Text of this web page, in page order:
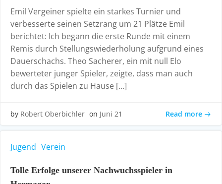
Emil Vergeiner spielte ein starkes Turnier und
verbesserte seinen Setzrang um 21 Plätze Emil
berichtet: Ich begann die erste Runde mit einem
Remis durch Stellungswiederholung aufgrund eines
Dauerschachs. Theo Sacherer, ein mit null Elo
bewerteter junger Spieler, zeigte, dass man auch
durch das Spielen zu Hause […]
by Robert Oberbichler on Juni 21 Read more
Jugend Verein
Tolle Erfolge unserer Nachwuchsspieler in